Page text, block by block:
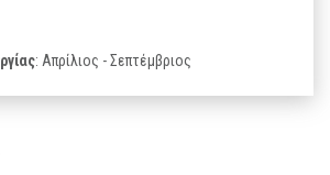
: Απρίλιος - Σεπτέμβριος